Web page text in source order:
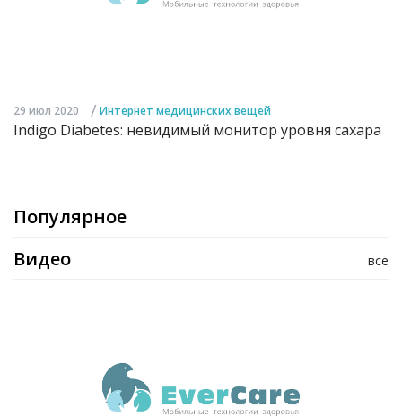
29 июл 2020 / Интернет медицинских вещей
Indigo Diabetes: невидимый монитор уровня сахара
Популярное
все
Видео